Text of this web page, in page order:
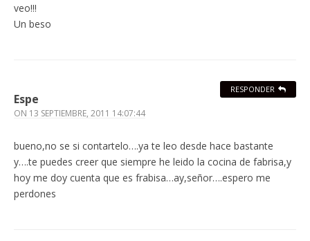
veo!!!
Un beso
Espe
ON 13 SEPTIEMBRE, 2011 14:07:44
bueno,no se si contartelo….ya te leo desde hace bastante
y….te puedes creer que siempre he leido la cocina de fabrisa,y
hoy me doy cuenta que es frabisa…ay,señor….espero me
perdones
RESPONDER